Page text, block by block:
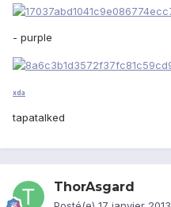
- purple
xda
tapatalked
ThorAsgard